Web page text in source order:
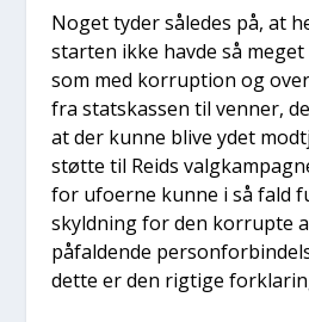
Noget tyder såle­des på, at
star­ten ikke hav­de så
som med kor­rup­tion og
fra statskas­sen til ven­ner,
at der kun­ne bli­ve ydet
støt­te til Reids
for ufo­er­ne kun­ne i så fald
skyld­ning for den kor­rup­te
påfal­den­de
det­te er den rig­ti­ge